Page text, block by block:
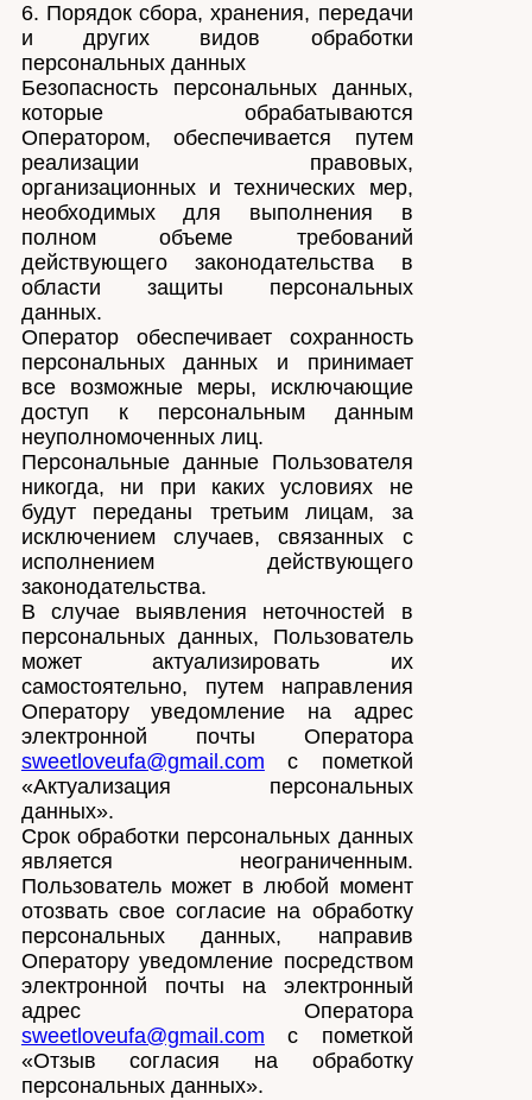
6. Порядок сбора, хранения, передачи
и других видов обработки
персональных данных
Безопасность персональных данных,
которые обрабатываются
Оператором, обеспечивается путем
реализации правовых,
организационных и технических мер,
необходимых для выполнения в
полном объеме требований
действующего законодательства в
области защиты персональных
данных.
Оператор обеспечивает сохранность
персональных данных и принимает
все возможные меры, исключающие
доступ к персональным данным
неуполномоченных лиц.
Персональные данные Пользователя
никогда, ни при каких условиях не
будут переданы третьим лицам, за
исключением случаев, связанных с
исполнением действующего
законодательства.
В случае выявления неточностей в
персональных данных, Пользователь
может актуализировать их
самостоятельно, путем направления
Оператору уведомление на адрес
электронной почты Оператора
sweetloveufa@gmail.com с пометкой
«Актуализация персональных
данных».
Срок обработки персональных данных
является неограниченным.
Пользователь может в любой момент
отозвать свое согласие на обработку
персональных данных, направив
Оператору уведомление посредством
электронной почты на электронный
адрес Оператора
sweetloveufa@gmail.com с пометкой
«Отзыв согласия на обработку
персональных данных».